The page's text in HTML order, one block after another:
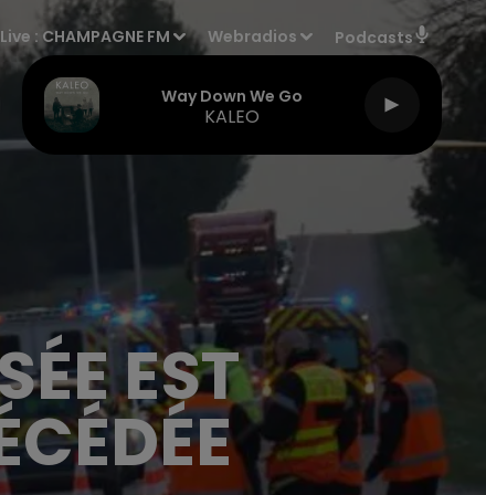
Live : CHAMPAGNE FM Webradios Podcasts
Way Down We Go
KALEO
EST